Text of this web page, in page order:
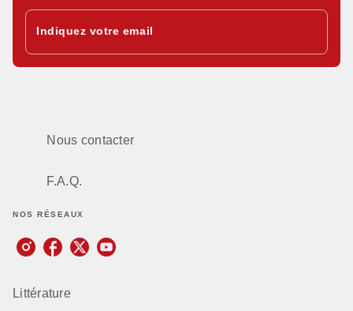
Indiquez votre email
Nous contacter
F.A.Q.
NOS RÉSEAUX
Littérature